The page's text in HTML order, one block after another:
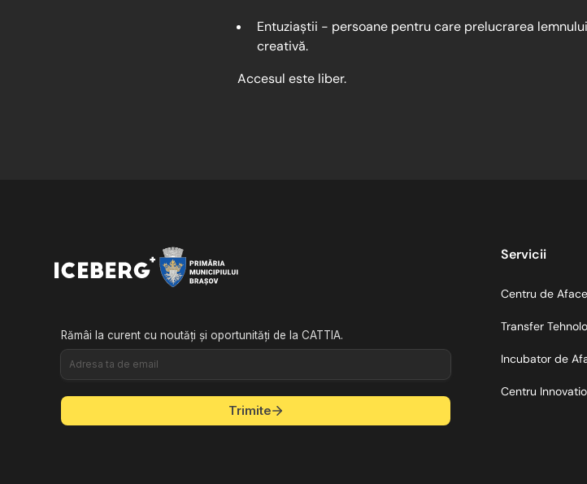
Entuziaștii - persoane pentru care prelucrarea
creativă.
Accesul este liber.
Servicii
Centru de
Transfer
Incubator de
Centru